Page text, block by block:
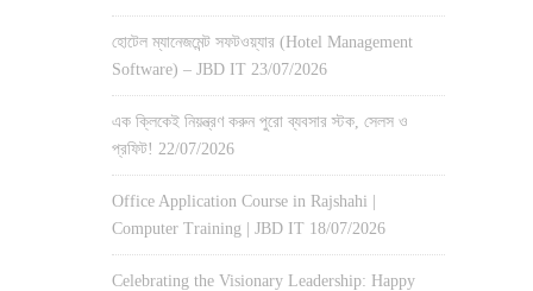
হোটেল ম্যানেজমেন্ট সফটওয়্যার (Hotel Management
Software) – JBD IT 23/07/2026
এক ক্লিকেই নিয়ন্ত্রণ করুন পুরো ব্যবসার স্টক, সেলস ও
প্রফিট! 22/07/2026
Office Application Course in Rajshahi |
Computer Training | JBD IT 18/07/2026
Celebrating the Visionary Leadership: Happy